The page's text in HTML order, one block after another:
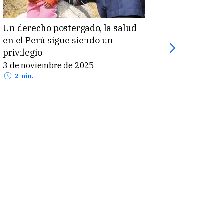
Un derecho postergado, la salud
en el Perú sigue siendo un
privilegio
3 de noviembre de 2025
2 min.